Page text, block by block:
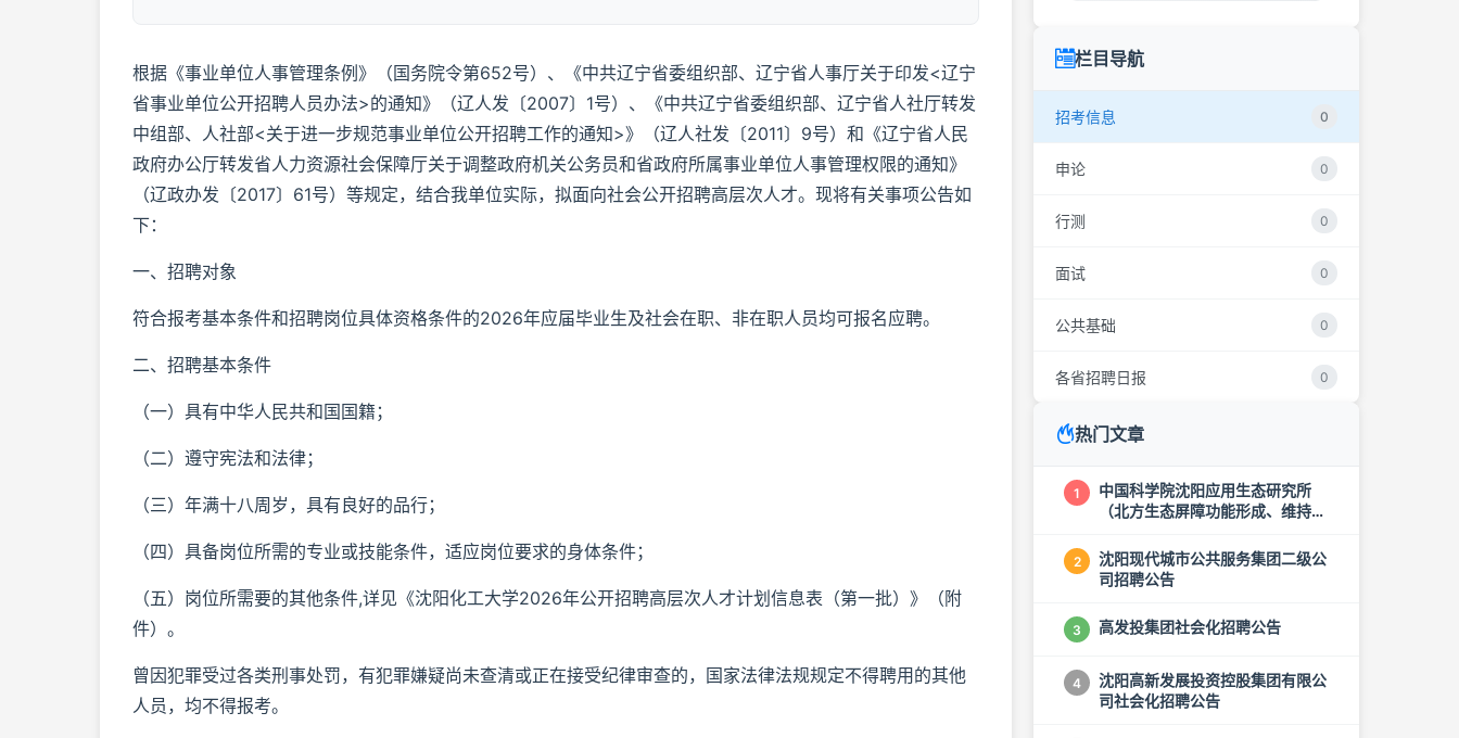
根据《事业单位人事管理条例》（国务院令第652号）、《中共辽宁省委组织部、辽宁省人事厅关于印发<辽宁
省事业单位公开招聘人员办法>的通知》（辽人发〔2007〕1号）、《中共辽宁省委组织部、辽宁省人社厅转发
中组部、人社部<关于进一步规范事业单位公开招聘工作的通知>》（辽人社发〔2011〕9号）和《辽宁省人民
政府办公厅转发省人力资源社会保障厅关于调整政府机关公务员和省政府所属事业单位人事管理权限的通知》
（辽政办发〔2017〕61号）等规定，结合我单位实际，拟面向社会公开招聘高层次人才。现将有关事项公告如
下：
一、招聘对象
符合报考基本条件和招聘岗位具体资格条件的2026年应届毕业生及社会在职、非在职人员均可报名应聘。
二、招聘基本条件
（一）具有中华人民共和国国籍；
（二）遵守宪法和法律；
（三）年满十八周岁，具有良好的品行；
（四）具备岗位所需的专业或技能条件，适应岗位要求的身体条件；
（五）岗位所需要的其他条件,详见《沈阳化工大学2026年公开招聘高层次人才计划信息表（第一批）》（附
件）。
曾因犯罪受过各类刑事处罚，有犯罪嫌疑尚未查清或正在接受纪律审查的，国家法律法规规定不得聘用的其他
人员，均不得报考。
栏目导航
招考信息 0
申论 0
行测 0
面试 0
公共基础 0
各省招聘日报 0
热门文章
1
中国科学院沈阳应用生态研究所
（北方生态屏障功能形成、维持机
2
沈阳现代城市公共服务集团二级公
司招聘公告
3 高发投集团社会化招聘公告
4
沈阳高新发展投资控股集团有限公
司社会化招聘公告